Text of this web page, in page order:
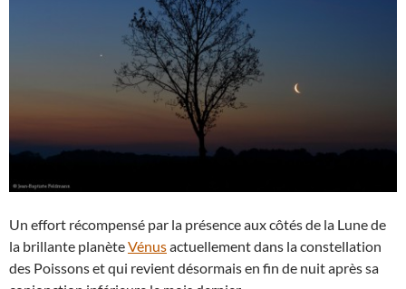
Un effort récompensé par la présence aux côtés de la Lune de
la brillante planèteVénusactuellement dans la constellation
des Poissons et qui revient désormais en fin de nuit après sa